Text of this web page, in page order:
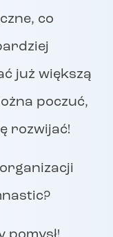
co
już większą
poczuć,
rozwijać!